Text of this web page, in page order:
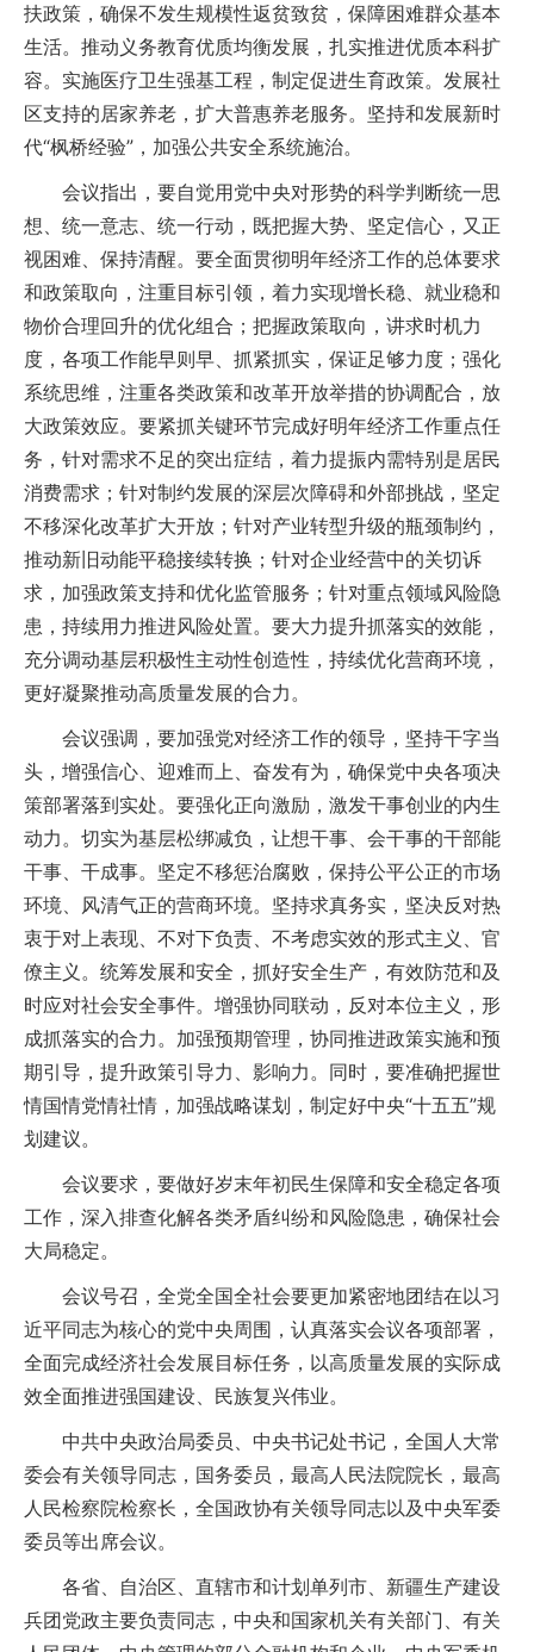
扶政策，确保不发生规模性返贫致贫，保障困难群众基本
生活。推动义务教育优质均衡发展，扎实推进优质本科扩
容。实施医疗卫生强基工程，制定促进生育政策。发展社
区支持的居家养老，扩大普惠养老服务。坚持和发展新时
代“枫桥经验”，加强公共安全系统施治。
会议指出，要自觉用党中央对形势的科学判断统一思
想、统一意志、统一行动，既把握大势、坚定信心，又正
视困难、保持清醒。要全面贯彻明年经济工作的总体要求
和政策取向，注重目标引领，着力实现增长稳、就业稳和
物价合理回升的优化组合；把握政策取向，讲求时机力
度，各项工作能早则早、抓紧抓实，保证足够力度；强化
系统思维，注重各类政策和改革开放举措的协调配合，放
大政策效应。要紧抓关键环节完成好明年经济工作重点任
务，针对需求不足的突出症结，着力提振内需特别是居民
消费需求；针对制约发展的深层次障碍和外部挑战，坚定
不移深化改革扩大开放；针对产业转型升级的瓶颈制约，
推动新旧动能平稳接续转换；针对企业经营中的关切诉
求，加强政策支持和优化监管服务；针对重点领域风险隐
患，持续用力推进风险处置。要大力提升抓落实的效能，
充分调动基层积极性主动性创造性，持续优化营商环境，
更好凝聚推动高质量发展的合力。
会议强调，要加强党对经济工作的领导，坚持干字当
头，增强信心、迎难而上、奋发有为，确保党中央各项决
策部署落到实处。要强化正向激励，激发干事创业的内生
动力。切实为基层松绑减负，让想干事、会干事的干部能
干事、干成事。坚定不移惩治腐败，保持公平公正的市场
环境、风清气正的营商环境。坚持求真务实，坚决反对热
衷于对上表现、不对下负责、不考虑实效的形式主义、官
僚主义。统筹发展和安全，抓好安全生产，有效防范和及
时应对社会安全事件。增强协同联动，反对本位主义，形
成抓落实的合力。加强预期管理，协同推进政策实施和预
期引导，提升政策引导力、影响力。同时，要准确把握世
情国情党情社情，加强战略谋划，制定好中央“十五五”规
划建议。
会议要求，要做好岁末年初民生保障和安全稳定各项
工作，深入排查化解各类矛盾纠纷和风险隐患，确保社会
大局稳定。
会议号召，全党全国全社会要更加紧密地团结在以习
近平同志为核心的党中央周围，认真落实会议各项部署，
全面完成经济社会发展目标任务，以高质量发展的实际成
效全面推进强国建设、民族复兴伟业。
中共中央政治局委员、中央书记处书记，全国人大常
委会有关领导同志，国务委员，最高人民法院院长，最高
人民检察院检察长，全国政协有关领导同志以及中央军委
委员等出席会议。
各省、自治区、直辖市和计划单列市、新疆生产建设
兵团党政主要负责同志，中央和国家机关有关部门、有关